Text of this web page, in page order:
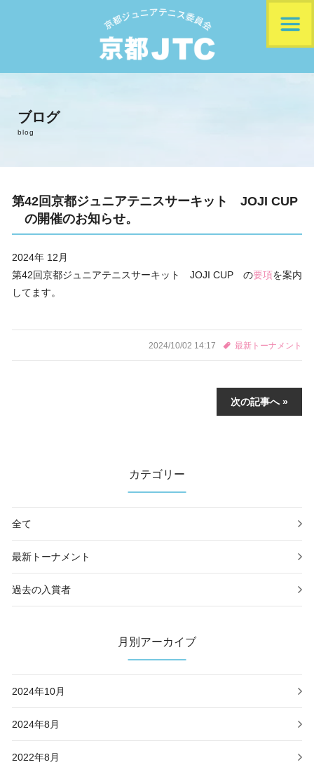
事務局案内
役員一覧
トーナメント紹介
過去の入賞者
ブログ
blog
第42回京都ジュニアテニスサーキット JOJI CUP
の開催のお知らせ。
2024年 12月
第42回京都ジュニアテニスサーキット JOJI CUP の要項を案内
してます。
2024/10/02 14:17 最新トーナメント
次の記事へ »
カテゴリー
全て
最新トーナメント
過去の入賞者
月別アーカイブ
2024年10月
2024年8月
2022年8月